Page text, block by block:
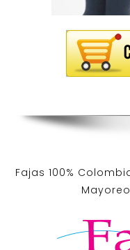
Fajas 100%